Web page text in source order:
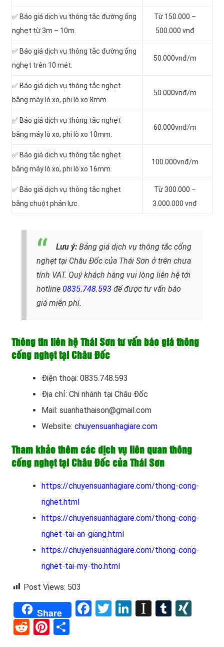
✅ Báo giá dịch vụ thông tắc đường ống
nghẹt từ 3m – 10m.
Từ 150.000 –
500.000 vnđ
✅ Báo giá dịch vụ thông tắc đường ống
nghẹt trên 10 mét.
50.000vnđ/m
✅ Báo giá dịch vụ thông tắc nghẹt
bằng máy lò xo, phi lò xo 8mm.
50.000vnđ/m
✅ Báo giá dịch vụ thông tắc nghẹt
bằng máy lò xo, phi lò xo 10mm.
60.000vnđ/m
✅ Báo giá dịch vụ thông tắc nghẹt
bằng máy lò xo, phi lò xo 16mm.
100.000vnđ/m
✅ Báo giá dịch vụ thông tắc nghẹt
bằng chuột phản lực.
Từ 300.000 –
3.000.000 vnđ
Lưu ý: Bảng giá dịch vụ thông tắc cống
nghẹt tại Châu Đốc của Thái Sơn ở trên chưa
tính VAT. Quý khách hàng vui lòng liên hệ tới
hotline 0835.748.593 để được tư vấn báo
giá miễn phí.
Thông tin liên hệ Thái Sơn tư vấn báo giá thông
cống nghẹt tại Châu Đốc
Điện thoại: 0835.748.593
Địa chỉ: Chi nhánh tại Châu Đốc
Mail: suanhathaison@gmail.com
Website: chuyensuanhagiare.com
Tham khảo thêm các dịch vụ liên quan thông
cống nghẹt tại Châu Đốc của Thái Sơn
https://chuyensuanhagiare.com/thong-cong-
nghet.html
https://chuyensuanhagiare.com/thong-cong-
nghet-tai-an-giang.html
https://chuyensuanhagiare.com/thong-cong-
nghet-tai-my-tho.html
Post Views: 503
Share Facebook
TwitterLinkedInTumblr
RedditPinterest